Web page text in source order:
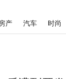
产 汽车 时尚